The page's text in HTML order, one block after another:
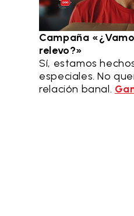
Campaña
relevo?»
Sí, estamos
especiales. No
relación banal.